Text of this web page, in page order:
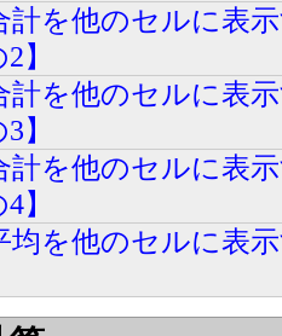
計を他のセルに表
】
計を他のセルに表
】
計を他のセルに表
】
均を他のセルに表